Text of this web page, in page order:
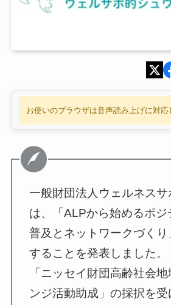
お使いのブラウザは音声読み上げに対応
一般財団法人ウェルネス
は、「ALPから始めるポ
普及とネットワークづく
することを発表しました。
「ニッセイ財団高齢社会
ンジ活動助成」の採択を